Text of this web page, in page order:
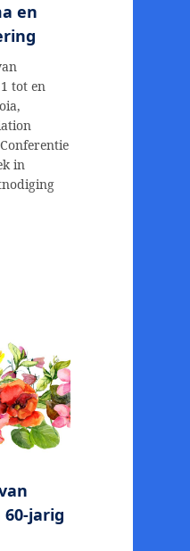
en
tot en
in
jarig